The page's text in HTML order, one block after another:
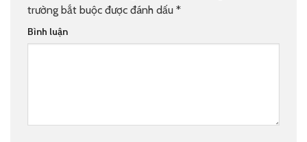
trường bắt buộc được đánh dấu *
Bình luận